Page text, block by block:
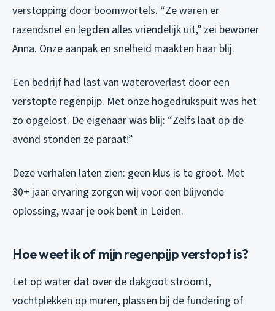
verstopping door boomwortels. “Ze waren er
razendsnel en legden alles vriendelijk uit,” zei bewoner
Anna. Onze aanpak en snelheid maakten haar blij.
Een bedrijf had last van wateroverlast door een
verstopte regenpijp. Met onze hogedrukspuit was het
zo opgelost. De eigenaar was blij: “Zelfs laat op de
avond stonden ze paraat!”
Deze verhalen laten zien: geen klus is te groot. Met
30+ jaar ervaring zorgen wij voor een blijvende
oplossing, waar je ook bent in Leiden.
Hoe weet ik of mijn regenpijp verstopt is?
Let op water dat over de dakgoot stroomt,
vochtplekken op muren, plassen bij de fundering of